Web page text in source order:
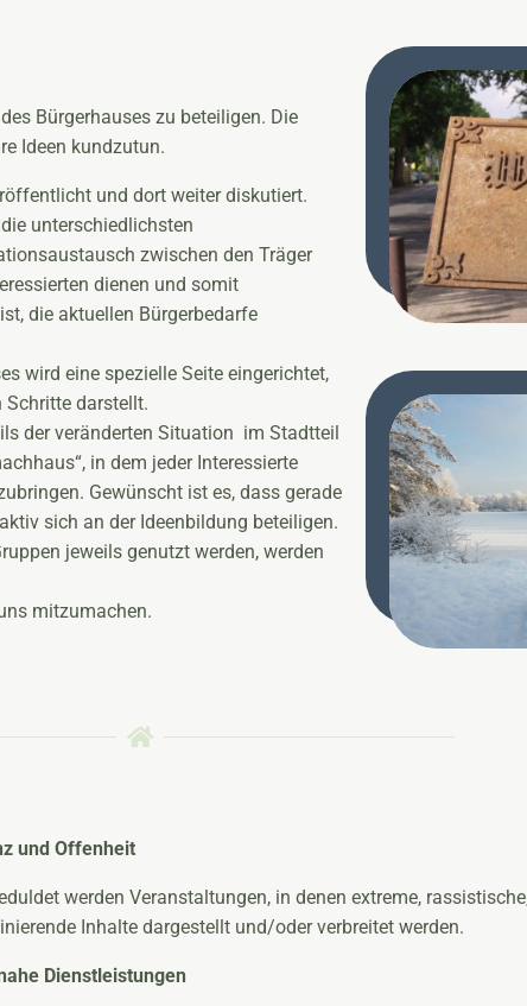
Bürgerhauses zu beteiligen. Die
Ideen kundzutun.
und dort weiter diskutiert.
unterschiedlichsten
zwischen den Träger
dienen und somit
die aktuellen Bürgerbedarfe
wird eine spezielle Seite eingerichtet,
darstellt.
der veränderten Situation im Stadtteil
in dem jeder Interessierte
Gewünscht ist es, dass gerade
sich an der Ideenbildung beteiligen.
jeweils genutzt werden, werden
mitzumachen.
und Offenheit
werden Veranstaltungen, in denen extreme,
Inhalte dargestellt und/oder verbreitet werden.
Dienstleistungen